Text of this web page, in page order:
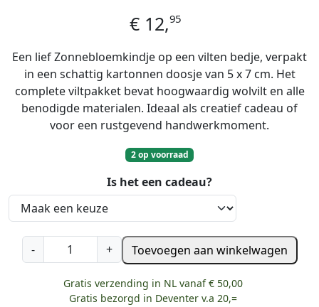
€ 12,95
Een lief Zonnebloemkindje op een vilten bedje, verpakt
in een schattig kartonnen doosje van 5 x 7 cm. Het
complete viltpakket bevat hoogwaardig wolvilt en alle
benodigde materialen. Ideaal als creatief cadeau of
voor een rustgevend handwerkmoment.
2 op voorraad
Is het een cadeau?
-
t
+ Toevoegen aan winkelwagen
Gratis verzending in NL vanaf € 50,00
Gratis bezorgd in Deventer v.a 20,=